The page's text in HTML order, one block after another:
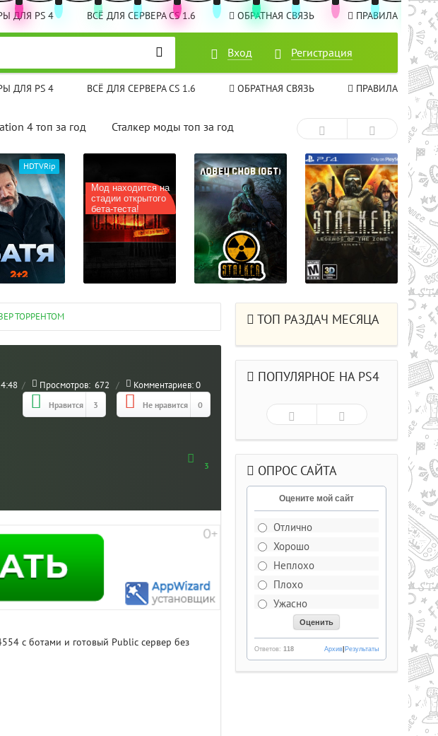
ДЛЯ PS 4 ВСЁ ДЛЯ СЕРВЕРА CS 1.6 ОБРАТНАЯ СВЯЗЬ ПРАВИЛА
Вход Регистрация
ДЛЯ PS 4 ВСЁ ДЛЯ СЕРВЕРА CS 1.6 ОБРАТНАЯ СВЯЗЬ ПРАВИЛА
Вход Регистрация
4 топ за год Сталкер моды топ за год
HDTVRip
Мод находится на
стадии открытого
бета-теста!
ТОРРЕНТОМ
/ Просмотров: 672 / Комментариев:0
Нравится 3 Не нравится 0
3
с ботами и готовый Public сервер без
ТОП РАЗДАЧ МЕСЯЦА
ПОПУЛЯРНОЕ НА PS4
МОДЕЛЬКИ CS СО
ОПРОС САЙТА
Оцените мой сайт
Отлично
Хорошо
Неплохо
Плохо
Ужасно
Ответов:118 Результаты
|
Архив